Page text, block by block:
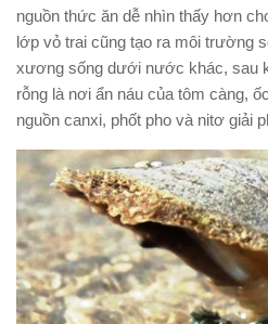
nguồn thức ăn dễ nhìn thấy hơn
lớp vỏ trai cũng tạo ra môi trường
xương sống dưới nước khác, sau
rỗng là nơi ẩn náu của tôm càng,
nguồn canxi, phốt pho và nitơ giải